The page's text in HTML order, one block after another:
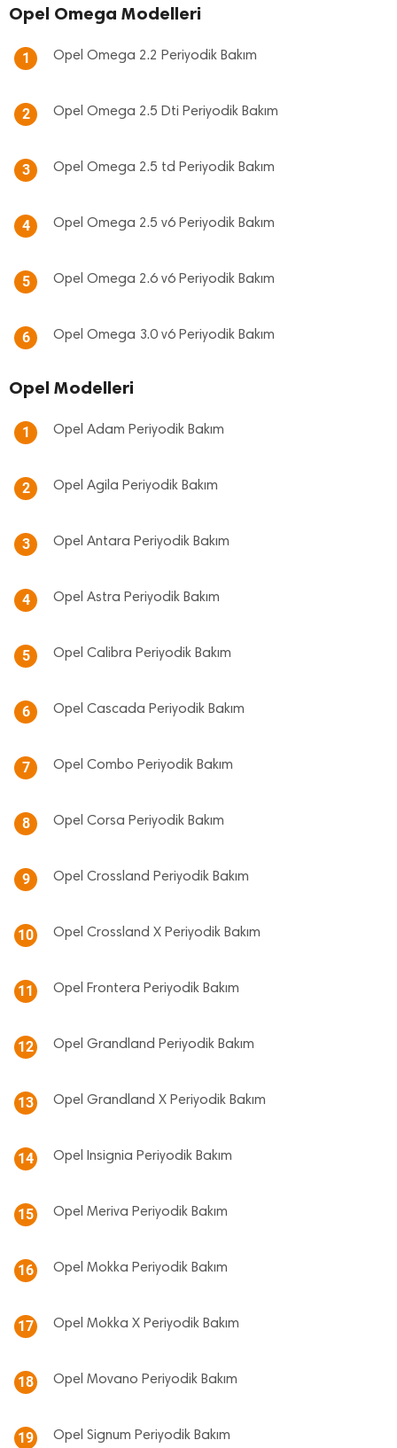
Opel Omega Modelleri
1 Opel Omega 2.2 Periyodik Bakım
2 Opel Omega 2.5 Dti Periyodik Bakım
3 Opel Omega 2.5 td Periyodik Bakım
4 Opel Omega 2.5 v6 Periyodik Bakım
5 Opel Omega 2.6 v6 Periyodik Bakım
6 Opel Omega 3.0 v6 Periyodik Bakım
Opel Modelleri
1 Opel Adam Periyodik Bakım
2 Opel Agila Periyodik Bakım
3 Opel Antara Periyodik Bakım
4 Opel Astra Periyodik Bakım
5 Opel Calibra Periyodik Bakım
6 Opel Cascada Periyodik Bakım
7 Opel Combo Periyodik Bakım
8 Opel Corsa Periyodik Bakım
9 Opel Crossland Periyodik Bakım
10 Opel Crossland X Periyodik Bakım
11 Opel Frontera Periyodik Bakım
12 Opel Grandland Periyodik Bakım
13 Opel Grandland X Periyodik Bakım
14 Opel Insignia Periyodik Bakım
15 Opel Meriva Periyodik Bakım
16 Opel Mokka Periyodik Bakım
17 Opel Mokka X Periyodik Bakım
18 Opel Movano Periyodik Bakım
19 Opel Signum Periyodik Bakım